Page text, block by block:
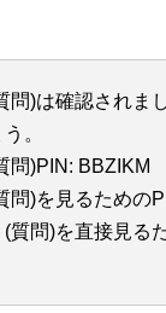
問)は確認されま
。
問)PIN: BBZIKM
問)を見るための
質問)を直接見る